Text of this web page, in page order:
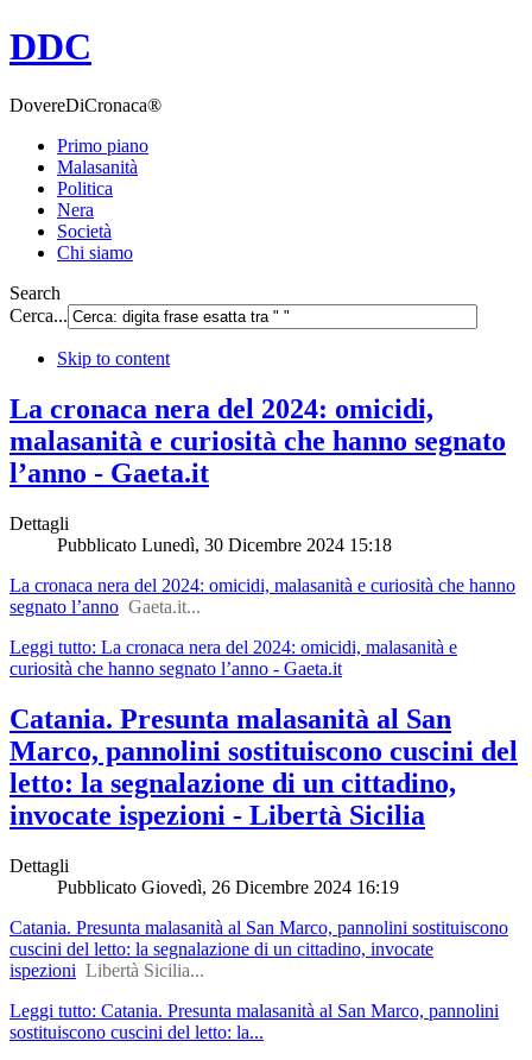
DDC
DovereDiCronaca®
Primo piano
Malasanità
Politica
Nera
Società
Chi siamo
Search
Cerca...
Skip to content
La cronaca nera del 2024: omicidi,
malasanità e curiosità che hanno segnato
l’anno - Gaeta.it
Dettagli
Pubblicato Lunedì, 30 Dicembre 2024 15:18
La cronaca nera del 2024: omicidi, malasanità e curiosità che hanno
segnato l’anno Gaeta.it...
Leggi tutto: La cronaca nera del 2024: omicidi, malasanità e
curiosità che hanno segnato l’anno - Gaeta.it
Catania. Presunta malasanità al San
Marco, pannolini sostituiscono cuscini del
letto: la segnalazione di un cittadino,
invocate ispezioni - Libertà Sicilia
Dettagli
Pubblicato Giovedì, 26 Dicembre 2024 16:19
Catania. Presunta malasanità al San Marco, pannolini sostituiscono
cuscini del letto: la segnalazione di un cittadino, invocate
ispezioni Libertà Sicilia...
Leggi tutto: Catania. Presunta malasanità al San Marco, pannolini
sostituiscono cuscini del letto: la...